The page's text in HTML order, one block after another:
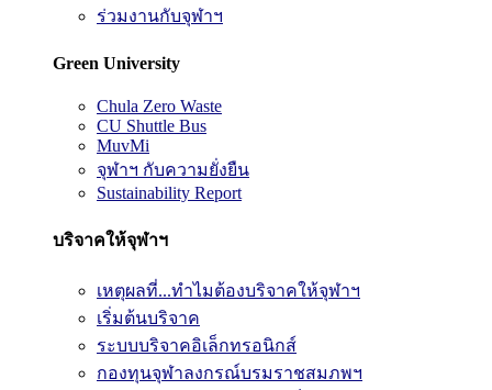
ร่วมงานกับจุฬาฯ
Green University
Chula Zero Waste
CU Shuttle Bus
MuvMi
จุฬาฯ กับความยั่งยืน
Sustainability Report
บริจาคให้จุฬาฯ
เหตุผลที่...ทำไมต้องบริจาคให้จุฬาฯ
เริ่มต้นบริจาค
ระบบบริจาคอิเล็กทรอนิกส์
กองทุนจุฬาลงกรณ์บรมราชสมภพฯ